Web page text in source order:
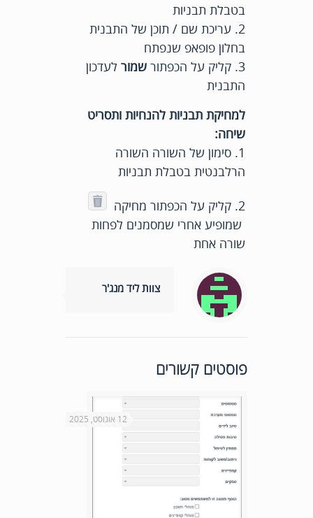
בטבלת תבניות
2. עריכת שם / תוכן של התבנית
בחלון פופאפ שנפתח
3. קליק על הכפתור
שמורלעדכון
התבנית
למחיקת תבניות להנחיות ותסריט
שיחה:
1. סימון של השורה השורה
הרלבנטית בטבלת תבניות
2. קליק על הכפתור מחיקה
שמופיע אחרי שמסמנים לפחות
שורה אחת
צוות ליד מנג'ר
פוסטים קשורים
12 אוגוסט, 2025